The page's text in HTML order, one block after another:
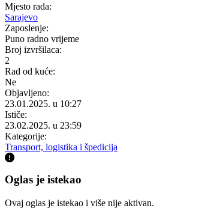
Mjesto rada:
Sarajevo
Zaposlenje:
Puno radno vrijeme
Broj izvršilaca:
2
Rad od kuće:
Ne
Objavljeno:
23.01.2025. u 10:27
Ističe:
23.02.2025. u 23:59
Kategorije:
Transport, logistika i špedicija
Oglas je istekao
Ovaj oglas je istekao i više nije aktivan.